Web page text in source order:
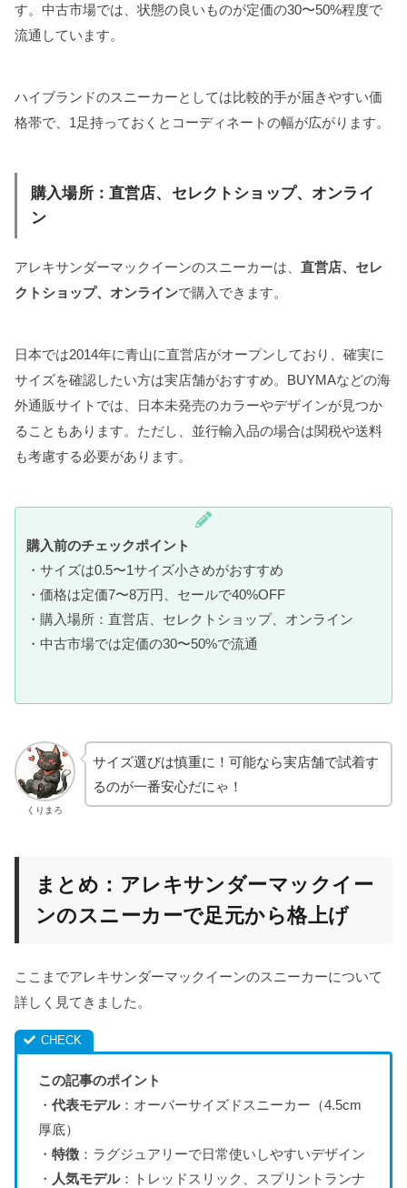
す。中古市場では、状態の良いものが定価の30〜50%程度で
流通しています。
ハイブランドのスニーカーとしては比較的手が届きやすい価
格帯で、1足持っておくとコーディネートの幅が広がります。
購入場所：直営店、セレクトショップ、オンライ
ン
アレキサンダーマックイーンのスニーカーは、 直営店、セレ
クトショップ、オンラインで購入できます。
日本では2014年に青山に直営店がオープンしており、確実に
サイズを確認したい方は実店舗がおすすめ。BUYMAなどの海
外通販サイトでは、日本未発売のカラーやデザインが見つか
ることもあります。ただし、並行輸入品の場合は関税や送料
も考慮する必要があります。
購入前のチェックポイント
・サイズは0.5〜1サイズ小さめがおすすめ
・価格は定価7〜8万円、セールで40%OFF
・購入場所：直営店、セレクトショップ、オンライン
・中古市場では定価の30〜50%で流通
くりまろ
サイズ選びは慎重に！可能なら実店舗で試着す
るのが一番安心だにゃ！
まとめ：アレキサンダーマックイー
ンのスニーカーで足元から格上げ
ここまでアレキサンダーマックイーンのスニーカーについて
詳しく見てきました。
この記事のポイント
・ 代表モデル：オーバーサイズドスニーカー（4.5cm
厚底）
・ 特徴：ラグジュアリーで日常使いしやすいデザイン
・ 人気モデル：トレッドスリック、スプリントランナ